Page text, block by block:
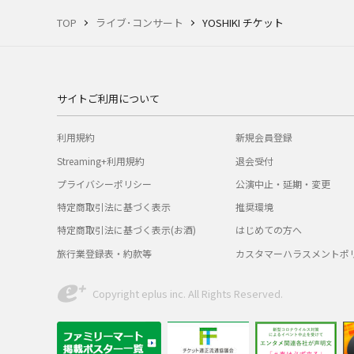
TOP ライブ･コンサート YOSHIKI チケット
サイトご利用について
利用規約
Streaming+利用規約
プライバシーポリシー
特定商取引法に基づく表示
特定商取引法に基づく表示(お酒)
旅行業登録表・約款等
新規会員登録
退会受付
公演中止・延期・変更
推奨環境
はじめての方へ
カスタマーハラスメントポ
Copyright eplus inc. All Rights Reserved.